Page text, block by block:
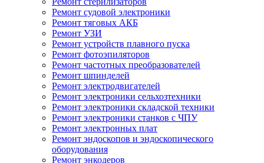
Ремонт судовой электроники
Ремонт тяговых АКБ
Ремонт УЗИ
Ремонт устройств плавного пуска
Ремонт фотоэпиляторов
Ремонт частотных преобразователей
Ремонт шпинделей
Ремонт электродвигателей
Ремонт электроники сельхозтехники
Ремонт электроники складской техники
Ремонт электроники станков с ЧПУ
Ремонт электронных плат
Ремонт эндоскопов и эндоскопического
оборудования
Ремонт энкодеров